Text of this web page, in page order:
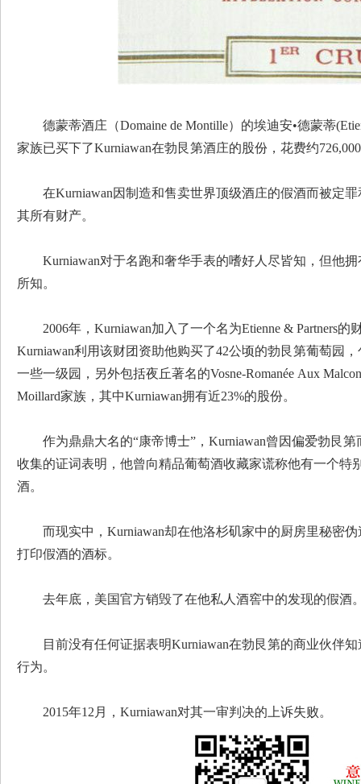
德蒙蒂酒庄（Domaine de Montille）的埃迪安•德蒙蒂
家族已买下了Kurniawan在勃艮第酒庄的股份，花费约
在Kurniawan因制造和售卖世界顶级酒庄的假酒而被定
其所有财产。
Kurniawan对于名跑和奢华手表的嗜好人尽皆知，但他
所知。
2006年，Kurniawan加入了一个名为Etienne & Partners
Kurniawan利用该财团资助他购买了42公顷的勃艮第葡萄园
一些一级园，另外包括夜丘著名的Vosne-Romanée Aux
Moillard家族，其中Kurniawan拥有近23%的股份。
作为鼎鼎大名的“康帝博士”，Kurniawan曾因偏爱勃艮
收集的证词表明，他曾向精品葡萄酒收藏家谎称他有一个特
酒。
而现实中，Kurniawan却在他洛杉矶家中的厨房里秘密
打印假酒的酒标。
去年底，美国官方销毁了在他私人酒窖中的发现的假酒
目前没有任何证据表明Kurniawan在勃艮第的商业伙伴
行为。
2015年12月，Kurniawan对其一审判决的上诉失败。